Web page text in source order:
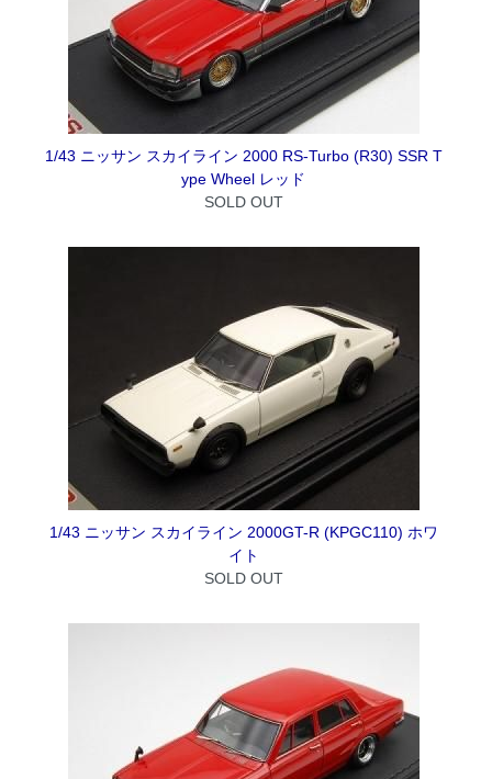
1/43 ニッサン スカイライン 2000 RS-Turbo (R30) SSR T
ype Wheel レッド
SOLD OUT
1/43 ニッサン スカイライン 2000GT-R (KPGC110) ホワ
イト
SOLD OUT